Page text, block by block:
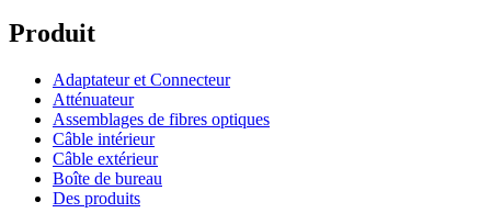
Produit
Adaptateur et Connecteur
Atténuateur
Assemblages de fibres optiques
Câble intérieur
Câble extérieur
Boîte de bureau
Des produits